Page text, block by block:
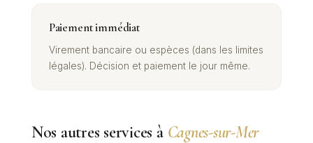
Paiement immédiat
Virement bancaire ou espèces (dans les limites
légales). Décision et paiement le jour même.
Nos autres services à Cagnes-sur-Mer